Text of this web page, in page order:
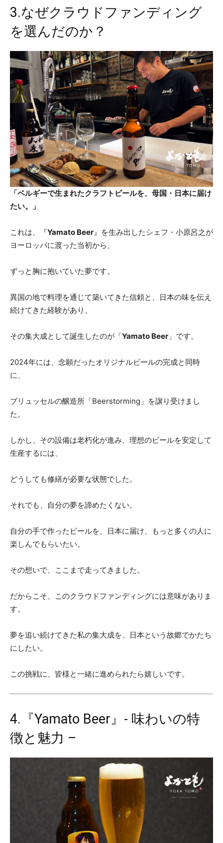
3.なぜクラウドファンディング
を選んだのか？
「ベルギーで生まれたクラフトビールを、母国・日本に届け
たい。」
これは、『Yamato Beer 』を生み出したシェフ・小原呂之が
ヨーロッパに渡った当初から、
ずっと胸に抱いていた夢です。
異国の地で料理を通じて築いてきた信頼と、日本の味を伝え
続けてきた経験があり、
その集大成として誕生したのが「Yamato Beer 」です。
2024年には、念願だったオリジナルビールの完成と同時
に、
ブリュッセルの醸造所「Beerstorming」を譲り受けまし
た。
しかし、その設備は老朽化が進み、理想のビールを安定して
生産するには、
どうしても修繕が必要な状態でした。
それでも、自分の夢を諦めたくない。
自分の手で作ったビールを、日本に届け、もっと多くの人に
楽しんでもらいたい。
その想いで、ここまで走ってきました。
だからこそ、このクラウドファンディングには意味がありま
す。
夢を追い続けてきた私の集大成を、日本という故郷でかたち
にしたい。
この挑戦に、皆様と一緒に進められたら嬉しいです。
4.『Yamato Beer』- 味わいの特
徴と魅力 –